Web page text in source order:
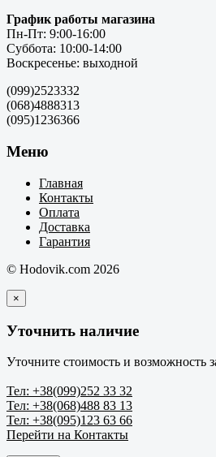
График работы магазина
Пн-Пт: 9:00-16:00
Суббота: 10:00-14:00
Воскресенье: выходной
(099)2523332
(068)4888313
(095)1236366
Меню
Главная
Контакты
Оплата
Доставка
Гарантия
© Hodovik.com 2026
×
Уточнить наличие
Уточните стоимость и возможность
Тел: +38(099)252 33 32
Тел: +38(068)488 83 13
Тел: +38(095)123 63 66
Перейти на Контакты